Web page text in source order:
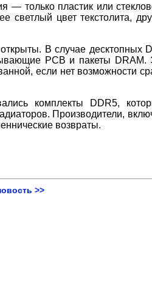
— только пластик или
светлый цвет текстолита,
В случае десктопных
PCB и пакеты DRAM.
если нет возможности
комплекты DDR5,
Производители,
возвраты.
>>